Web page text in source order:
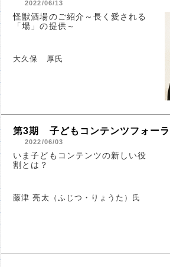
2022/06/13
怪獣酒場のご紹介～長く愛される
「場」の提供～
大久保 厚氏
第3期 子どもコンテンツフォーラ
2022/06/03
いま子どもコンテンツの新しい役
割とは？
藤津 亮太（ふじつ・りょうた）氏